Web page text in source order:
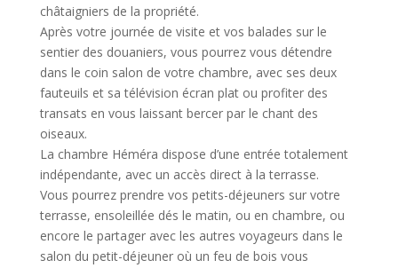
châtaigniers de la propriété.
Après votre journée de visite et vos balades sur le
sentier des douaniers, vous pourrez vous détendre
dans le coin salon de votre chambre, avec ses deux
fauteuils et sa télévision écran plat ou profiter des
transats en vous laissant bercer par le chant des
oiseaux.
La chambre Héméra dispose d’une entrée totalement
indépendante, avec un accès direct à la terrasse.
Vous pourrez prendre vos petits-déjeuners sur votre
terrasse, ensoleillée dés le matin, ou en chambre, ou
encore le partager avec les autres voyageurs dans le
salon du petit-déjeuner où un feu de bois vous